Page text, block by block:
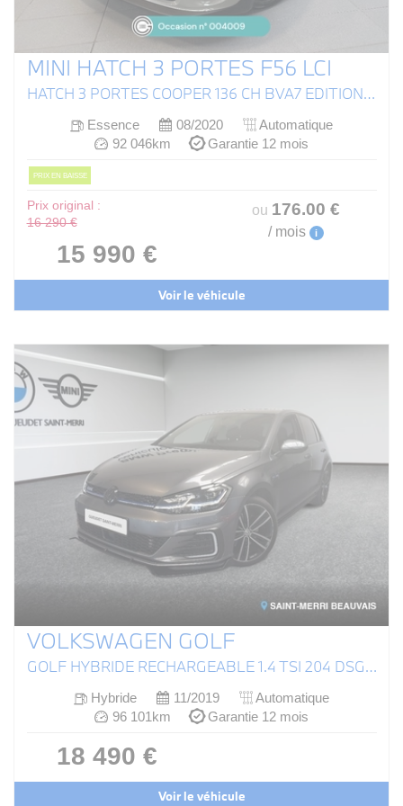
MINI HATCH 3 PORTES F56 LCI
HATCH 3 PORTES COOPER 136 CH BVA7 EDITION GREENWICH
Essence 08/2020
Automatique
92 046km
Garantie 12 mois
PRIX EN BAISSE
Prix original :
16 290 €
15 990 €
ou 176.00 €
/ mois i
Voir le véhicule
VOLKSWAGEN GOLF
GOLF HYBRIDE RECHARGEABLE 1.4 TSI 204 DSG6 GTE
Hybride 11/2019
Automatique
96 101km
Garantie 12 mois
18 490 €
Voir le véhicule